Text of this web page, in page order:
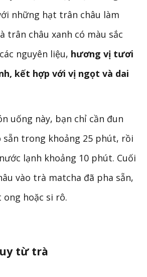
những hạt trân châu làm
trân châu xanh có màu sắc
nguyên liệu, hương vị tươi
kết hợp với vị ngọt và dai
uống này, bạn chỉ cần đun
sẵn trong khoảng 25 phút, rồi
lạnh khoảng 10 phút. Cuối
vào trà matcha đã pha sẵn,
hoặc si rô.
từ trà